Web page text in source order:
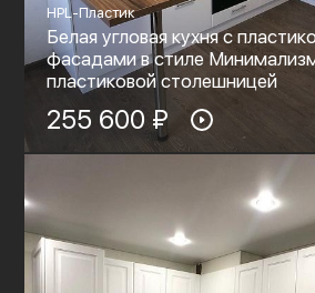
HPL-Пластик
Белая угловая кухня с
фасадами в стиле
пластиковой столешницей
255 600 ₽